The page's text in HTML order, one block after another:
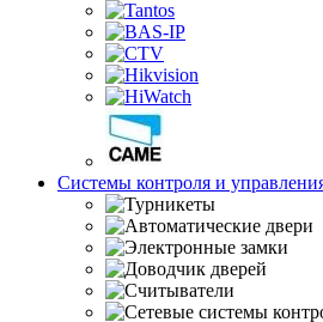
Системы контроля и